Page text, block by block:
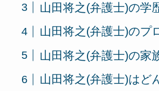
山田将之(弁護士)の学
山田将之(弁護士)のプ
山田将之(弁護士)の家
山田将之(弁護士)はど